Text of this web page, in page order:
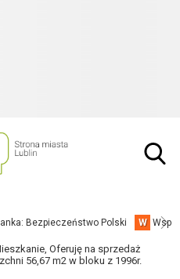
Bezpieczeństwo Polski W
Oferuję na sprzedaż
56,67 m2 w bloku z 1996r.